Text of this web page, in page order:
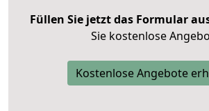
Füllen Sie jetzt das Formular
Sie kostenlose
Kostenlose Angebote